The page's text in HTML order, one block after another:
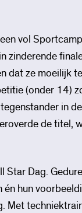
vol
zinderende
dat ze moeilijk
(onder 14)
in
de titel,
Star Dag.
hun
Met